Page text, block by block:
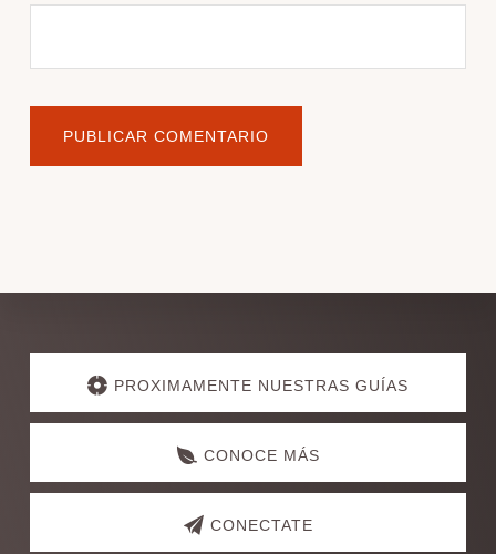
Explore
more PROXIMAMENTE NUESTRAS GUÍAS
CONOCE MÁS
CONECTATE